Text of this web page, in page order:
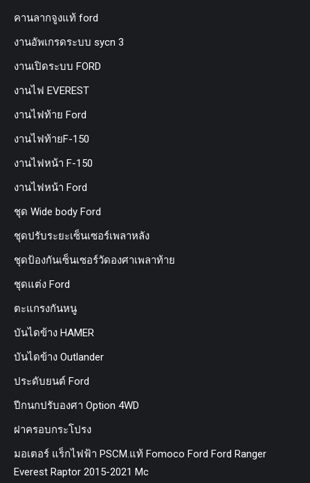
คานลากจูงแท้ ford
งานอัพเกรดระบบ sycn 3
งานเปิดระบบ FORD
งานไฟ EVEREST
งานไฟท้าย Ford
งานไฟท้ายF-150
งานไฟหน้า F-150
งานไฟหน้า Ford
ชุด Wide body Ford
ชุดปรับระยะเซ็นเซอร์เพลาหลัง
ชุดป้องกันเซ็นเซอร์วัดองศาเพลาท้าย
ชุดแต่ง Ford
ตะแกรงกันหนู
บันไดข้าง HAMER
บันไดข้าง Outlander
ประดับยนต์ Ford
ปีกนกปรับองศา Option 4WD
ฝาครอบกระโปรง
มอเตอร์ แร็กไฟฟ้า PSCM.แท้ Fomoco Ford Ford Ranger
Everest Raptor 2015-2021 Mc